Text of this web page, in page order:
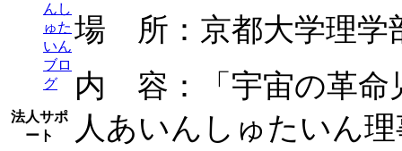
んし
ゅた
いん
ブロ
グ
法人サポ
ート
場 所：京都大学理学
内 容：「宇宙の革命
人あいんしゅたいん